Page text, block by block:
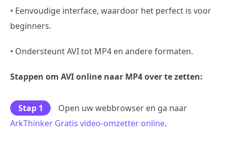
• Eenvoudige interface, waardoor het perfect is voor
beginners.
• Ondersteunt AVI tot MP4 en andere formaten.
Stappen om AVI online naar MP4 over te zetten:
Stap 1
Open uw webbrowser en ga naar
ArkThinker Gratis video-omzetter online.